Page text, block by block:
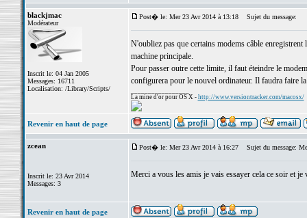
blackjmac
Modérateur
Inscrit le: 04 Jan 2005
Messages: 16711
Localisation: /Library/Scripts/
Post� le: Mer 23 Avr 2014 à 13:18 Sujet du message:
N'oubliez pas que certains modems câble
machine principale.
Pour passer outre cette limite, il faut éteindre le
configurera pour le nouvel ordinateur. Il faudra faire
La mine d'or pour OS X - http://www.versiontracker.com/macosx/
Revenir en haut de page
zcean
Inscrit le: 23 Avr 2014
Messages: 3
Post� le: Mer 23 Avr 2014 à 16:27 Sujet du message:
Merci a vous les amis je vais essayer cela ce soir et
Revenir en haut de page